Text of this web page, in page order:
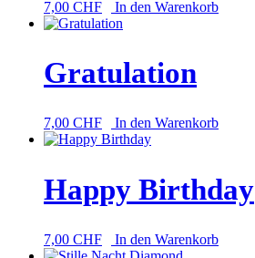
7,00 CHF In den Warenkorb
Gratulation
7,00 CHF In den Warenkorb
Happy Birthday
7,00 CHF In den Warenkorb